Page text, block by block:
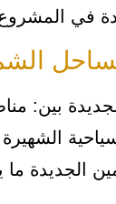
في المشروع
بين:
الجديدة ما